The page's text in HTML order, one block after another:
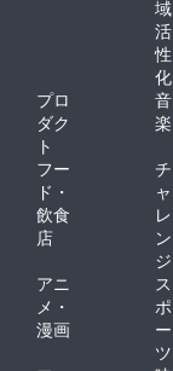
域
活
性
化
プロ
ダク
ト
音
楽
フー
ド・
飲食
店
チ
ャ
レ
ン
ジ
アニ
メ・
漫画
ス
ポ
ー
ツ